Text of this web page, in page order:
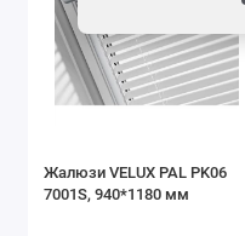
Жалюзи VELUX PAL PK06
7001S, 940*1180 мм